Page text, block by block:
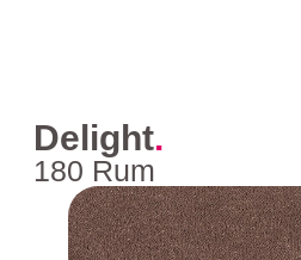
Delight.
180 Rum